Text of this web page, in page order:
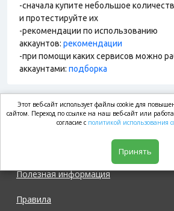
-сначала купите небольшое
и протестируйте их
-рекомендации по использованию
аккаунтов: рекомендации
-при помощи каких сервисов можно
аккаунтами: подборка
market.com
Полезная информация
Правила
Этот веб-сайт использует файлы cookie для
сайтом. Переход по ссылке на наш веб-сайт или
согласие с политикой использования
Принять